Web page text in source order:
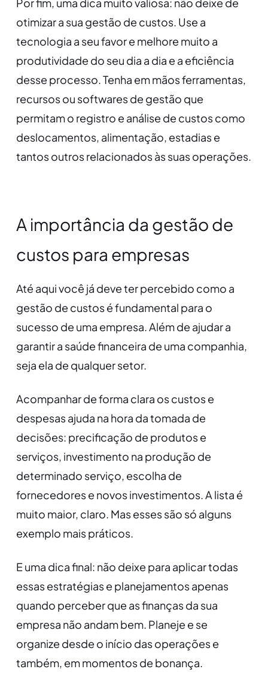
Por fim, uma dica muito valiosa: não deixe de
otimizar a sua gestão de custos. Use a
tecnologia a seu favor e melhore muito a
produtividade do seu dia a dia e a eficiência
desse processo. Tenha em mãos ferramentas,
recursos ou softwares de gestão que
permitam o registro e análise de custos como
deslocamentos, alimentação, estadias e
tantos outros relacionados às suas operações.
A importância da gestão de
custos para empresas
Até aqui você já deve ter percebido como a
gestão de custos é fundamental para o
sucesso de uma empresa. Além de ajudar a
garantir a saúde financeira de uma companhia,
seja ela de qualquer setor.
Acompanhar de forma clara os custos e
despesas ajuda na hora da tomada de
decisões: precificação de produtos e
serviços, investimento na produção de
determinado serviço, escolha de
fornecedores e novos investimentos. A lista é
muito maior, claro. Mas esses são só alguns
exemplo mais práticos.
E uma dica final: não deixe para aplicar todas
essas estratégias e planejamentos apenas
quando perceber que as finanças da sua
empresa não andam bem. Planeje e se
organize desde o início das operações e
também, em momentos de bonança.